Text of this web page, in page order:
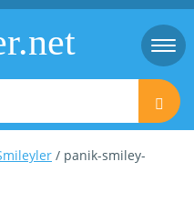
/ panik-smiley-